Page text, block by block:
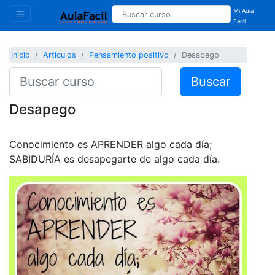
Mi Aula
Facil
Inicio Articulos Pensamiento positivo Desapego
Buscar
Desapego
Conocimiento es APRENDER algo cada día;
SABIDURÍA es desapegarte de algo cada día.